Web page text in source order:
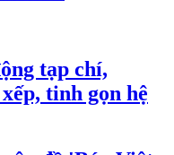
tạp chí,
tinh gọn hệ